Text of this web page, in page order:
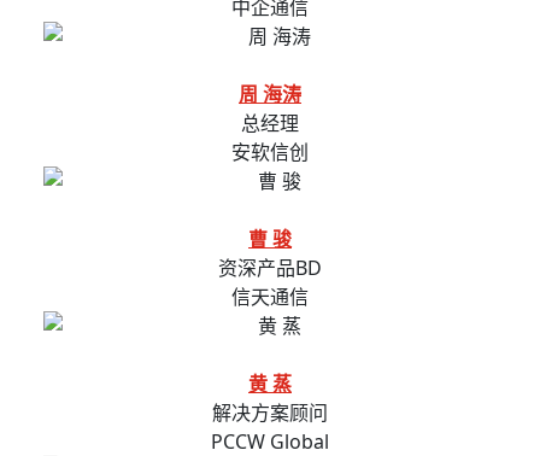
中企通信
周 海涛
总经理
安软信创
曹 骏
资深产品BD
信天通信
黄 蒸
解决方案顾问
PCCW Global